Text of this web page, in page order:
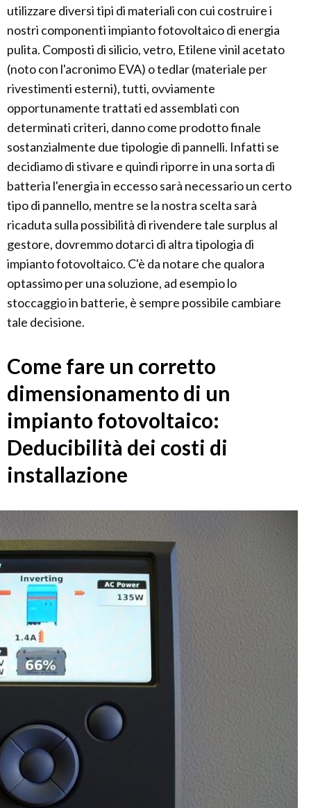
utilizzare diversi tipi di materiali con cui costruire i
nostri componenti impianto fotovoltaico di energia
pulita. Composti di silicio, vetro, Etilene vinil acetato
(noto con l'acronimo EVA) o tedlar (materiale per
rivestimenti esterni), tutti, ovviamente
opportunamente trattati ed assemblati con
determinati criteri, danno come prodotto finale
sostanzialmente due tipologie di pannelli. Infatti se
decidiamo di stivare e quindi riporre in una sorta di
batteria l'energia in eccesso sarà necessario un certo
tipo di pannello, mentre se la nostra scelta sarà
ricaduta sulla possibilità di rivendere tale surplus al
gestore, dovremmo dotarci di altra tipologia di
impianto fotovoltaico. C'è da notare che qualora
optassimo per una soluzione, ad esempio lo
stoccaggio in batterie, è sempre possibile cambiare
tale decisione.
Come fare un corretto
dimensionamento di un
impianto fotovoltaico:
Deducibilità dei costi di
installazione